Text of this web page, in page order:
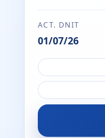
ACT. DNIT
01/07/26